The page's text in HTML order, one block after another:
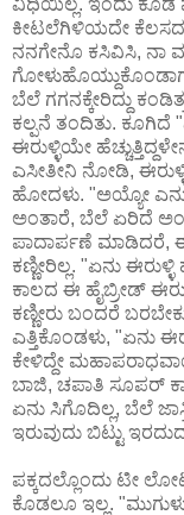
ಕೀಟಲೆಗಿಳಿಯದೇ
ನನಗೇನೊ ಕಸಿವಿಸಿ, ನಾ
ಬೆಲೆ ಗಗನಕ್ಕೇರಿದ್ದು
ಕಲ್ಪನೆ ತಂದಿತು. ಕೂಗಿದೆ
ಈರುಳ್ಳಿಯೇ
ಎಸೀತೀನಿ ನೋಡಿ,
ಹೋದಳು. "ಅಯ್ಯೋ ಎನು
ಅಂತಾರೆ, ಬೆಲೆ ಏರಿದೆ
ಪಾದಾರ್ಪಣೆ ಮಾಡಿದರೆ,
ಕಣ್ಣೀರಿಲ್ಲ. "ಏನು
ಕಾಲದ ಈ ಹೈಬ್ರೀಡ್
ಕಣ್ಣೀರು ಬಂದರೆ
ಎತ್ತಿಕೊಂಡಳು, "ಏನು
ಕೇಳಿದ್ದೇ
ಬಾಜಿ, ಚಪಾತಿ ಸೂಪರ್
ಏನು ಸಿಗೊದಿಲ್ಲ, ಬೆಲೆ
ಇರುವುದು ಬಿಟ್ಟು
ಪಕ್ಕದಲ್ಲೊಂದು ಟೀ
ಕೊಡಲೂ ಇಲ್ಲ.